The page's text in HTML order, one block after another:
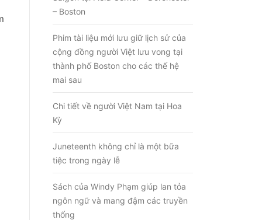
– Boston
Phim tài liệu mới lưu giữ lịch sử của
cộng đồng người Việt lưu vong tại
thành phố Boston cho các thế hệ
mai sau
Chi tiết về người Việt Nam tại Hoa
Kỳ
Juneteenth không chỉ là một bữa
tiệc trong ngày lễ
Sách của Windy Phạm giúp lan tỏa
ngôn ngữ và mang đậm các truyền
thống